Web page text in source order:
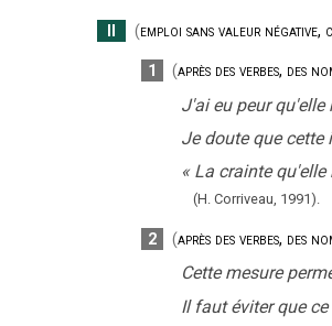
(emploi sans valeur négative,
1 (après des verbes, des
J'ai eu peur qu'elle
Je doute que
« La crainte qu'elle
(H. Corriveau, 1991).
2 (après des verbes, des
Cette mesure
Il faut éviter que